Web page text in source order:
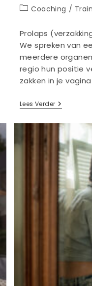
Berichtcategorie:
Coaching /
Prolaps
We spreken van
meerdere
regio hun positie
zakken in je
Lees VerderSporten
Met
Prolaps